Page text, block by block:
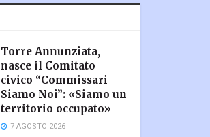
Torre Annunziata,
nasce il Comitato
civico “Commissari
Siamo Noi”: «Siamo un
territorio occupato»
7 AGOSTO 2026